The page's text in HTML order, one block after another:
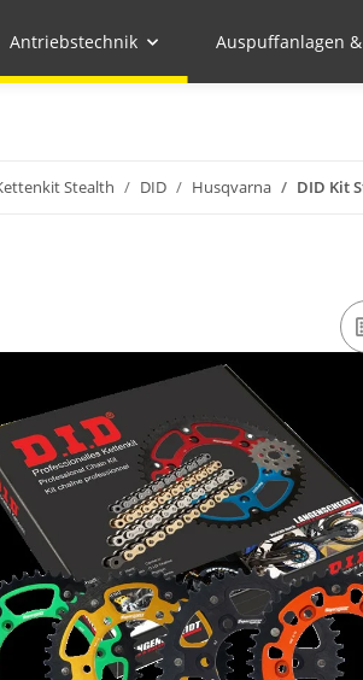
Antriebstechnik Auspuffanlagen
Stealth DID Husqvarna DID Kit